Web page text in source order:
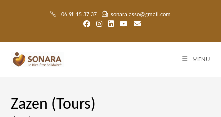
06 98 15 37 37 sonara.asso@gmail.com
MENU
Zazen (Tours)